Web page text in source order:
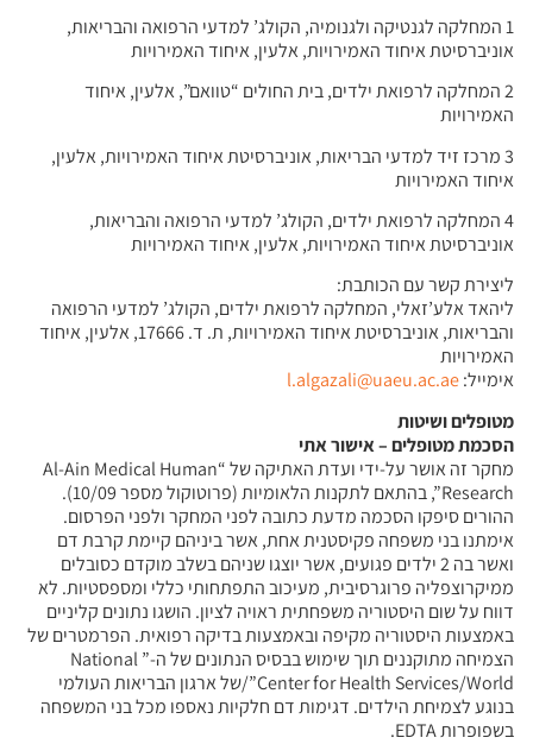
1 המחלקה לגנטיקה ולגנומיה, הקולג’ למדעי הרפואה והבריאות,
אוניברסיטת איחוד האמירויות, אלעין, איחוד האמירויות
2 המחלקה לרפואת ילדים, בית החולים “טוואם”, אלעין, איחוד
האמירויות
3 מרכז זיד למדעי הבריאות, אוניברסיטת איחוד האמירויות, אלעין,
איחוד האמירויות
4 המחלקה לרפואת ילדים, הקולג’ למדעי הרפואה והבריאות,
אוניברסיטת איחוד האמירויות, אלעין, איחוד האמירויות
ליצירת קשר עם הכותבת:
ליהאד אלע’זאלי, המחלקה לרפואת ילדים, הקולג’ למדעי הרפואה
והבריאות, אוניברסיטת איחוד האמירויות, ת. ד. 17666, אלעין, איחוד
האמירויות
אימייל:l.algazali@uaeu.ac.ae
מטופלים ושיטות
הסכמת מטופלים – אישור אתי
מחקר זה אושר על-ידי ועדת האתיקה של “Al-Ain Medical Human
Research”, בהתאם לתקנות הלאומיות (פרוטוקול מספר 10/09).
ההורים סיפקו הסכמה מדעת כתובה לפני המחקר ולפני הפרסום.
אימתנו בני משפחה פקיסטנית אחת, אשר ביניהם קיימת קרבת דם
ואשר בה 2 ילדים פגועים, אשר יוצגו שניהם בשלב מוקדם כסובלים
ממיקרוצפליה פרוגרסיבית, מעיכוב התפתחותי כללי ומספסטיות. לא
דווח על שום היסטוריה משפחתית ראויה לציון. הושגו נתונים קליניים
באמצעות היסטוריה מקיפה ובאמצעות בדיקה רפואית. הפרמטרים של
הצמיחה מתוקננים תוך שימוש בבסיס הנתונים של ה-” National
Center for Health Services/World”/של ארגון הבריאות העולמי
בנוגע לצמיחת הילדים. דגימות דם חלקיות נאספו מכל בני המשפחה
בשפופרות EDTA.